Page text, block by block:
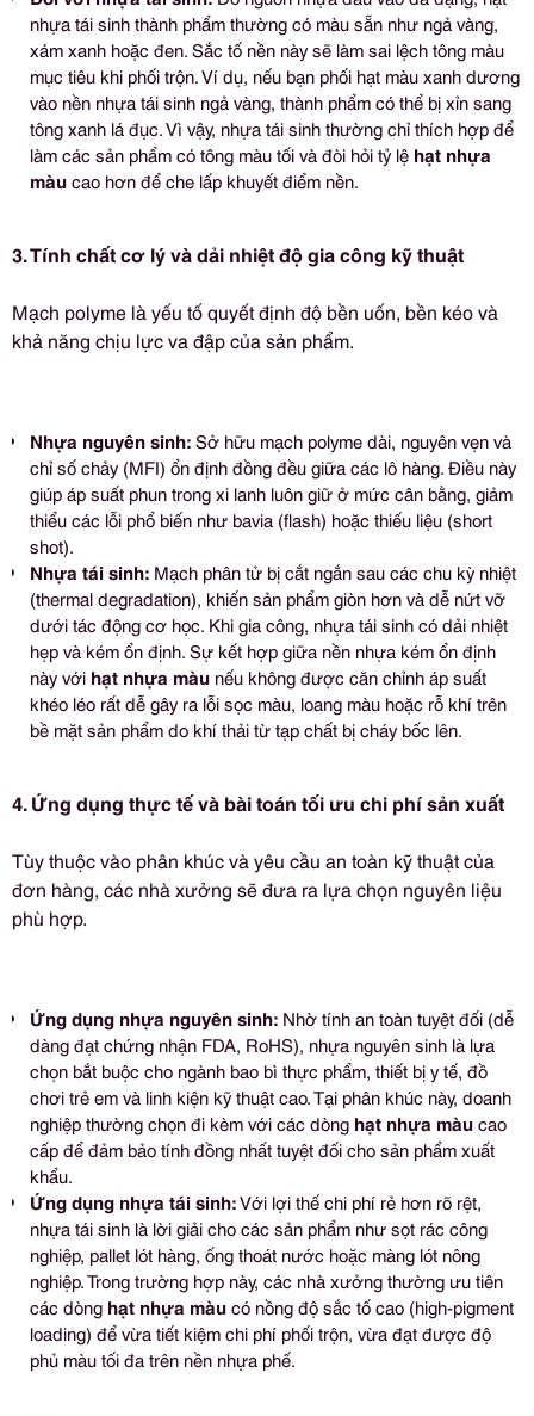
nhựa tái sinh thành phẩm thường có màu sẵn như ngả vàng,
xám xanh hoặc đen. Sắc tố nền này sẽ làm sai lệch tông màu
mục tiêu khi phối trộn. Ví dụ, nếu bạn phối hạt màu xanh dương
vào nền nhựa tái sinh ngả vàng, thành phẩm có thể bị xỉn sang
tông xanh lá đục. Vì vậy, nhựa tái sinh thường chỉ thích hợp để
làm các sản phẩm có tông màu tối và đòi hỏi tỷ lệ hạt nhựa
màucao hơn để che lấp khuyết điểm nền.
3. Tính chất cơ lý và dải nhiệt độ gia công kỹ thuật
Mạch polyme là yếu tố quyết định độ bền uốn, bền kéo và
khả năng chịu lực va đập của sản phẩm.
Nhựa nguyên sinh:Sở hữu mạch polyme dài, nguyên vẹn và
chỉ số chảy (MFI) ổn định đồng đều giữa các lô hàng. Điều này
giúp áp suất phun trong xi lanh luôn giữ ở mức cân bằng, giảm
thiểu các lỗi phổ biến như bavia (flash) hoặc thiếu liệu (short
shot).
Nhựa tái sinh: Mạch phân tử bị cắt ngắn sau các chu kỳ nhiệt
(thermal degradation), khiến sản phẩm giòn hơn và dễ nứt vỡ
dưới tác động cơ học. Khi gia công, nhựa tái sinh có dải nhiệt
hẹp và kém ổn định. Sự kết hợp giữa nền nhựa kém ổn định
này với hạt nhựa màu nếu không được căn chỉnh áp suất
khéo léo rất dễ gây ra lỗi sọc màu, loang màu hoặc rỗ khí trên
bề mặt sản phẩm do khí thải từ tạp chất bị cháy bốc lên.
4. Ứng dụng thực tế và bài toán tối ưu chi phí sản xuất
Tùy thuộc vào phân khúc và yêu cầu an toàn kỹ thuật của
đơn hàng, các nhà xưởng sẽ đưa ra lựa chọn nguyên liệu
phù hợp.
Ứng dụng nhựa nguyên sinh: Nhờ tính an toàn tuyệt đối (dễ
dàng đạt chứng nhận FDA, RoHS), nhựa nguyên sinh là lựa
chọn bắt buộc cho ngành bao bì thực phẩm, thiết bị y tế, đồ
chơi trẻ em và linh kiện kỹ thuật cao. Tại phân khúc này, doanh
nghiệp thường chọn đi kèm với các dòng hạt nhựa màucao
cấp để đảm bảo tính đồng nhất tuyệt đối cho sản phẩm xuất
khẩu.
Ứng dụng nhựa tái sinh:Với lợi thế chi phí rẻ hơn rõ rệt,
nhựa tái sinh là lời giải cho các sản phẩm như sọt rác công
nghiệp, pallet lót hàng, ống thoát nước hoặc màng lót nông
nghiệp. Trong trường hợp này, các nhà xưởng thường ưu tiên
các dòng hạt nhựa màucó nồng độ sắc tố cao (high-pigment
loading) để vừa tiết kiệm chi phí phối trộn, vừa đạt được độ
phủ màu tối đa trên nền nhựa phế.